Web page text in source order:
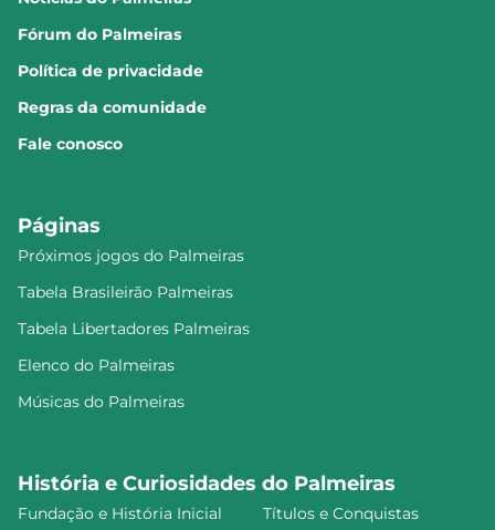
Fórum do Palmeiras
Política de privacidade
Regras da comunidade
Fale conosco
Páginas
Próximos jogos do Palmeiras
Tabela Brasileirão Palmeiras
Tabela Libertadores Palmeiras
Elenco do Palmeiras
Músicas do Palmeiras
História e Curiosidades do Palmeiras
Fundação e História Inicial
Títulos e Conquistas